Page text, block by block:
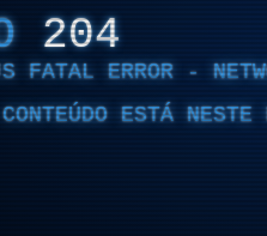
204
FATAL ERROR -
ESTÁ